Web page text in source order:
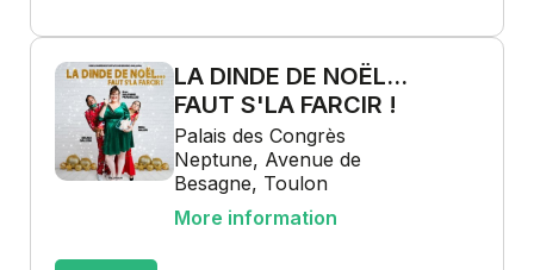
LA DINDE DE NOËL...
FAUT S'LA FARCIR !
Palais des Congrès
Neptune, Avenue de
Besagne, Toulon
More information